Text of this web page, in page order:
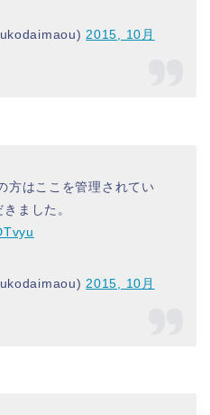
2015, 10月
方はここを管理されてい
ました。
2015, 10月